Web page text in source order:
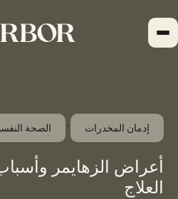
إلى
المحتوى
إدمان المخدرات , الصحة
أعراض الزهايمر
العلاج